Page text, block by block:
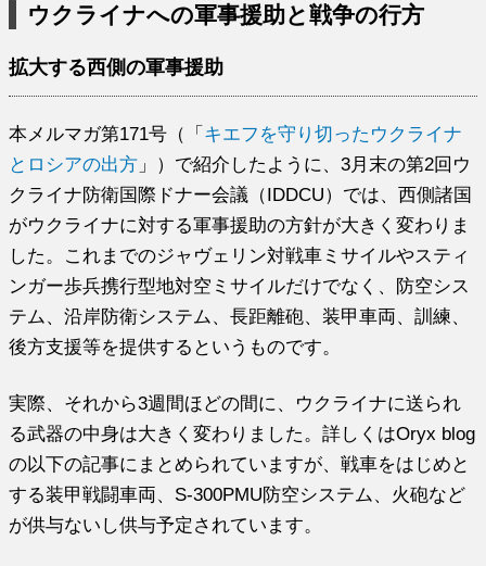
ウクライナへの軍事援助と戦争の行方
拡大する西側の軍事援助
本メルマガ第171号（「 キエフを守り切ったウクライナ
とロシアの出方 」）で紹介したように、3月末の第2回ウ
クライナ防衛国際ドナー会議（IDDCU）では、西側諸国
がウクライナに対する軍事援助の方針が大きく変わりま
した。これまでのジャヴェリン対戦車ミサイルやスティ
ンガー歩兵携行型地対空ミサイルだけでなく、防空シス
テム、沿岸防衛システム、長距離砲、装甲車両、訓練、
後方支援等を提供するというものです。
実際、それから3週間ほどの間に、ウクライナに送られ
る武器の中身は大きく変わりました。詳しくはOryx blog
の以下の記事にまとめられていますが、戦車をはじめと
する装甲戦闘車両、S-300PMU防空システム、火砲など
が供与ないし供与予定されています。